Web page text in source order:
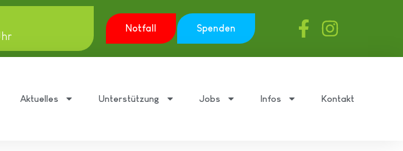
Notfall Spenden
Aktuelles Unterstützung Jobs Infos Kontakt